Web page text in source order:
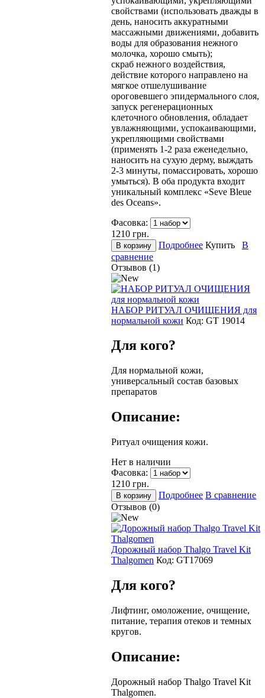
свойствами (использовать дважды в
день, наносить аккуратными
массажными движениями, добавить
воды для образования нежного
молочка, хорошо смыть);
скраб нежного воздействия,
действие которого направлено на
мягкое отшелушивание
ороговевшего эпидермального слоя,
запуск регенерационных
клеточного обновления, обладает
увлажняющими, успокаивающими,
укрепляющими свойствами
(применять 1-2 раза еженедельно,
наносить на сухую дерму, выждать
2-3 минуты, помассировать, хорошо
умыться). В оба продукта входит
уникальный комплекс «Sеve Bleue
des Ocеans».
Фасовка:
1210 грн.
Подробнее Купить
В
сравнение
Отзывов (1)
НАБОР РИТУАЛ ОЧИЩЕНИЯ для
нормальной кожи Код: GT 19014
Для кого?
Для нормальной кожи,
универсальный состав базовых
препаратов
Описание:
Ритуал очищения кожи.
Нет в наличии
Фасовка:
1210 грн.
Подробнее В сравнение
Отзывов (0)
Дорожный набор Thalgo Travel Kit
Thalgomen Код: GТ17069
Для кого?
Лифтинг, омоложение, очищение,
питание, терапия отеков и темных
кругов.
Описание:
Дорожный набор Thalgo Travel Kit
Thalgomen.